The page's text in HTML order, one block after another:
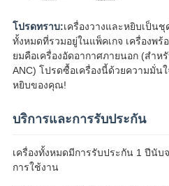
โปรดทราบ:เครื่องวางและหยิบเป็น
ทั้งหมดที่รวมอยู่ในแพ็คเกจ เครื่องพร้
ยมคือเครื่องอัดอากาศภายนอก (สำห
ANC) โปรดซื้อเครื่องนี้ด้วยความมั่น
หยิบของคุณ!
บริการและการรับประกัน
เครื่องทั้งหมดมีการรับประกัน 1 ปีนั
การใช้งาน